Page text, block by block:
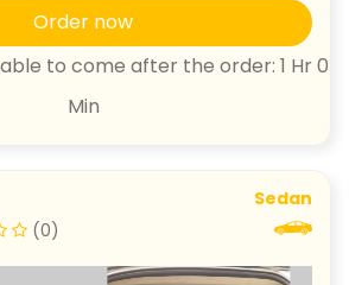
Order now
to come after the order: 1 Hr 0
Min
(0)
Sedan